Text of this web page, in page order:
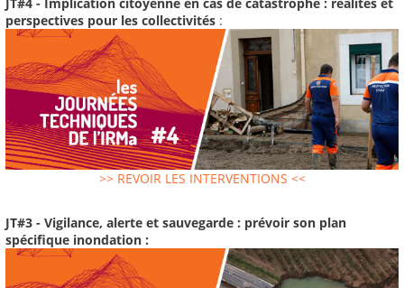
perspectives pour les collectivités :
>> REVOIR LES INTERVENTIONS <<
JT#3 - Vigilance, alerte et sauvegarde : prévoir son plan
spécifique inondation :